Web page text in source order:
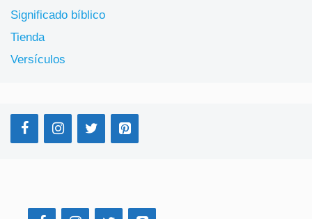
Significado bíblico
Tienda
Versículos